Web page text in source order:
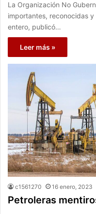
La Organización No
importantes, reconocidas
entero, publicó…
Leer más »
c1561270 16 enero, 2023
Petroleras